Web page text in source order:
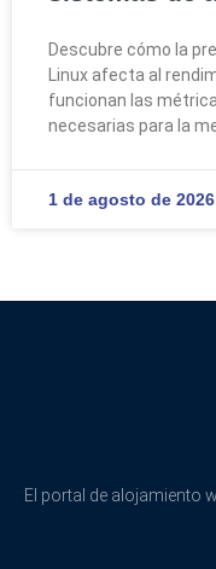
Descubre cómo la
Linux afecta al
funcionan las
necesarias para la
1 de agosto de 2026
El portal de alojamiento